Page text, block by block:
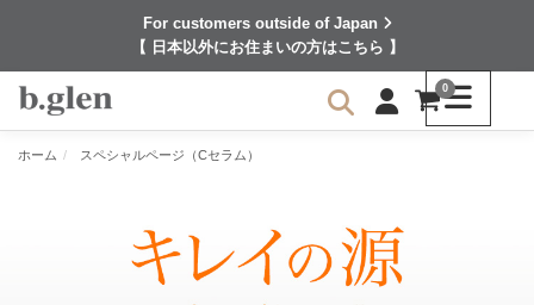
For customers outside of Japan
【 日本以外にお住まいの方はこちら 】
0
ホーム スペシャルページ（Cセラム）